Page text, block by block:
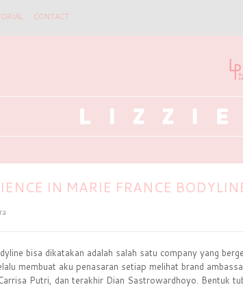
CONTACT
IN MARIE FRANCE
bisa dikatakan adalah salah satu company yang
membuat aku penasaran setiap melihat brand
Putri, dan terakhir Dian Sastrowardhoyo. Bentuk